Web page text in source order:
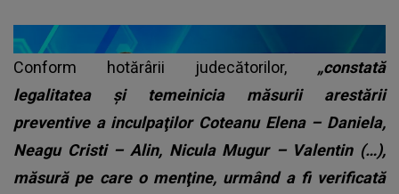
Conform hotărârii judecătorilor, „constată
legalitatea şi temeinicia măsurii arestării
preventive a inculpaţilor Coteanu Elena – Daniela,
Neagu Cristi – Alin, Nicula Mugur – Valentin (…),
măsură pe care o menţine, urmând a fi verificată